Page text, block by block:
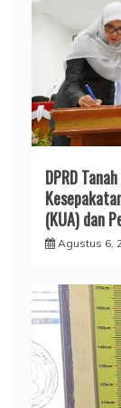
DPRD
(KUA) dan
Agustus 6,